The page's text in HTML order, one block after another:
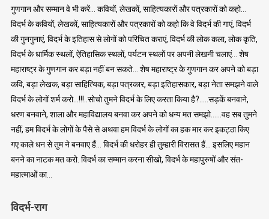
गुणगान और सम्मान वे भी करें… कवियों, लेखकों, साहित्यकारों और पत्रकारों को कहो…
विदर्भ के कवियों, लेखकों, साहित्यकारों और पत्रकारों को कहो कि वे विदर्भ की गाएं, विदर्भ
की गुनगुनाएं, विदर्भ के इतिहास से लोगों को परिचित कराएं, विदर्भ की लोक कला, लोक कृति,
विदर्भ के धार्मिक स्थलों, ऐतिहासिक स्थलों, पर्यटन स्थलों पर अपनी लेखनी चलाएं… शेष
महाराष्ट्र के गुणगान कर बड़ा नहीं बन सकते… शेष महाराष्ट्र के गुणगान कर अपने को बड़ा
कवि, बड़ा लेखक, बड़ा साहित्यिक, बड़ा पत्रकार, बड़ा इतिहासकार, बड़ा नेता समझने वाले
विदर्भ के लोगों शर्म करो…!!!..सोचो तुमने विदर्भ के लिए करता किया है?…..सड़कें बनवाने,
धरण बनवाने, शाला और महाविद्यालय बनवा कर अपने को धन्य मत समझो……वह सब तुमने
नहीं, हम विदर्भ के लोगों के पैसे से अथवा हम विदर्भ के लोगों का हक मार कर इकट्ठा किए
गए काले धन से तुम ने बनवाए हैं… विदर्भ की धरोहर ही तुम्हारी विरासत हैं… इसलिए महान
बनने का नाटक मत करो. विदर्भ का सम्मान करना सीखो, विदर्भ के महापुरुषों और संत-
महात्माओं का…
विदर्भ-राग